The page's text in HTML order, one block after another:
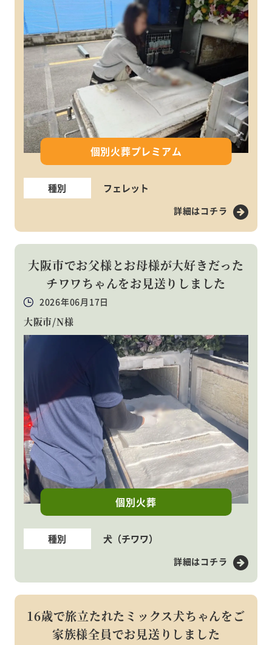
個別火葬プレミアム
種別 フェレット
詳細はコチラ
大阪市でお父様とお母様が大好きだった
チワワちゃんをお見送りしました
2026年06月17日
大阪市/N様
個別火葬
種別 犬（チワワ）
詳細はコチラ
16歳で旅立たれたミックス犬ちゃんをご
家族様全員でお見送りしました